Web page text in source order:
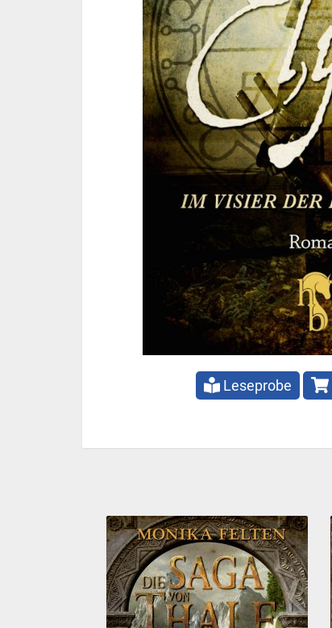
Leseprobe